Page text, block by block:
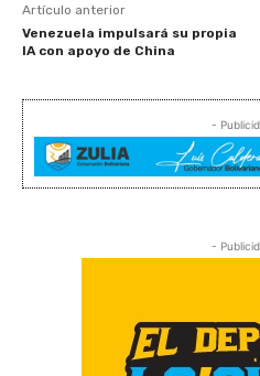
Artículo anterior
Venezuela impulsará su propia
IA con apoyo de China
-
-